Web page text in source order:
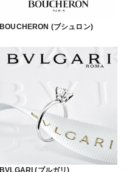
BOUCHERON (ブシュロン)
BVLGARI (ブルガリ)